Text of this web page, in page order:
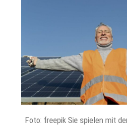
Foto: freepik Sie spielen mit